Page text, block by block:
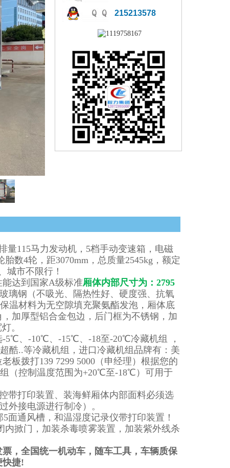
215213578
量115马力发动机，5档手动变速箱，电磁
数4轮，距3070mm，总质量2545kg，额定
城市不限行！
达到国家A级标准厢体内部尺寸为：2795
璃钢（不吸光、隔热性好、硬度强、抗氧
温材料为无空隙填充聚氨酯发泡，厢体底
加厚型铝合金包边，后门框为不锈钢，加
。
5℃、-10℃、-15℃、-18至-20℃冷藏机组 ，
酷..等冷藏机组，进口冷藏机组品牌有：美
板拨打139 7299 5000（申经理）根据您的
（控制温度范围为+20℃至-18℃）可用于
带打印装置、装海鲜厢体内部面料必须选
外接电源进行制冷）。
面通风槽，和温湿度记录仪带打印装置！
掀门，加装杀毒喷雾装置，加装紫外线杀
，全国统一机动车，随车工具，车辆质保
快捷!